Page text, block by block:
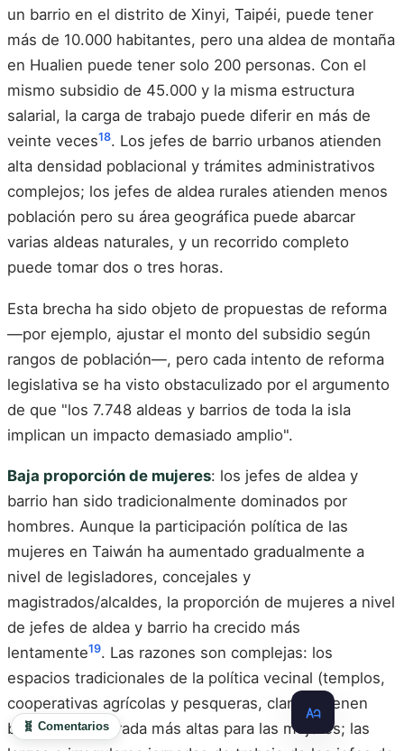
un barrio en el distrito de Xinyi, Taipéi, puede tener
más de 10.000 habitantes, pero una aldea de montaña
en Hualien puede tener solo 200 personas. Con el
mismo subsidio de 45.000 y la misma estructura
salarial, la carga de trabajo puede diferir en más de
veinte veces18. Los jefes de barrio urbanos atienden
alta densidad poblacional y trámites administrativos
complejos; los jefes de aldea rurales atienden menos
población pero su área geográfica puede abarcar
varias aldeas naturales, y un recorrido completo
puede tomar dos o tres horas.
Esta brecha ha sido objeto de propuestas de reforma
—por ejemplo, ajustar el monto del subsidio según
rangos de población—, pero cada intento de reforma
legislativa se ha visto obstaculizado por el argumento
de que "los 7.748 aldeas y barrios de toda la isla
implican un impacto demasiado amplio".
Baja proporción de mujeres: los jefes de aldea y
barrio han sido tradicionalmente dominados por
hombres. Aunque la participación política de las
mujeres en Taiwán ha aumentado gradualmente a
nivel de legisladores, concejales y
magistrados/alcaldes, la proporción de mujeres a nivel
de jefes de aldea y barrio ha crecido más
lentamente19. Las razones son complejas: los
espacios tradicionales de la política vecinal (templos,
cooperativas agrícolas y pesqueras, clanes) tienen
barreras de entrada más altas para las mujeres; las
🧬 Comentarios